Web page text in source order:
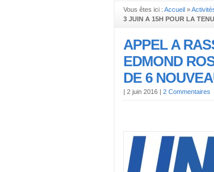
Vous êtes ici : Accueil »
3 JUIN A 15H POUR LA
APPEL A
EDMOND
DE 6
| 2 juin 2016 | 2 Commentaires